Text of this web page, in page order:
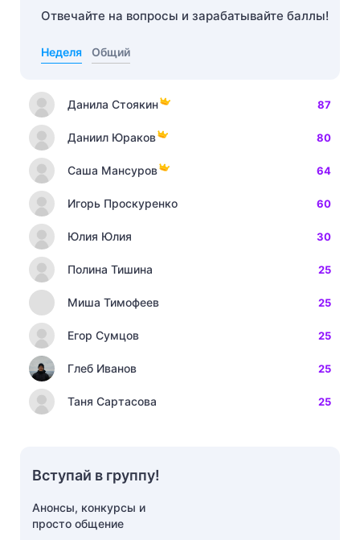
Отвечайте на вопросы и зарабатывайте баллы!
Неделя Общий
Данила Стоякин 87
Даниил Юраков 80
Саша Мансуров 64
Игорь Проскуренко 60
Юлия Юлия 30
Полина Тишина 25
Миша Тимофеев 25
Егор Сумцов 25
Глеб Иванов 25
Таня Сартасова 25
Вступай в группу!
Анонсы, конкурсы и
просто общение